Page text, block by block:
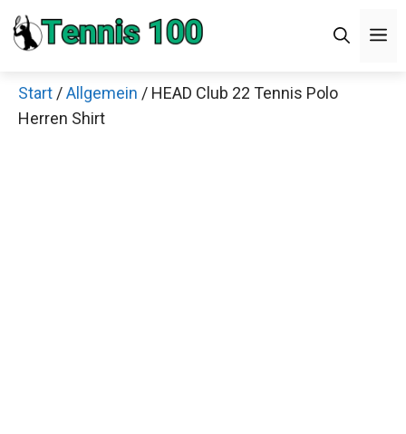
Zum
Inhalt
Start /Allgemein / HEAD Club 22 Tennis Polo
Herren Shirt